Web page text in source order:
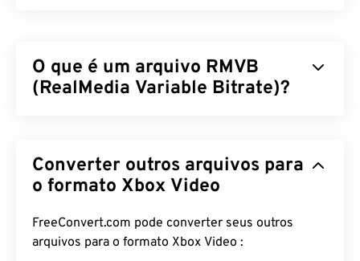
O que é um arquivo RMVB
(RealMedia Variable Bitrate)?
RealMedia. Ele utiliza compressão de taxa de bits
variável (VBR), o que significa que ajusta a largura
de compactar um segmento do conteúdo
multimídia, como cenas de muita ou pouca ação.
Converter outros arquivos para
o formato Xbox Video
FreeConvert.com pode converter seus outros
arquivos para o formato Xbox Video :